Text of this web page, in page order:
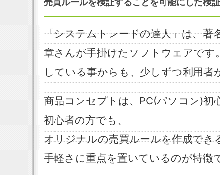
売買ルールを検証することを可能にした検
「システムトレードの達人」は、著
章さんが手掛けたソフトウェアです
している事からも、少しずつ利用者
商品コンセプトは、PC(パソコン)初
初心者の方でも、
オリジナルの売買ルールを作成でき
手軽さに重点を置いているのが特徴